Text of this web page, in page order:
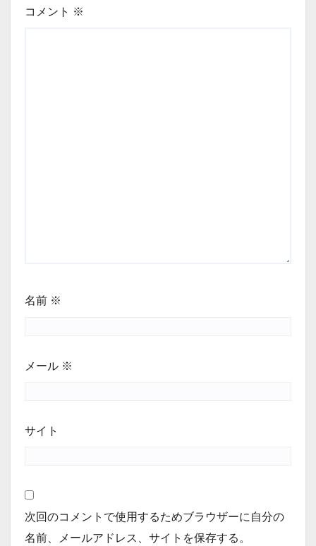
コメント ※
名前 ※
メール ※
サイト
次回のコメントで使用するためブラウザーに自分の
名前、メールアドレス、サイトを保存する。